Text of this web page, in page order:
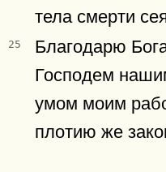
тела смерти
25
Благодарю
Господем
умом моим
плотию же